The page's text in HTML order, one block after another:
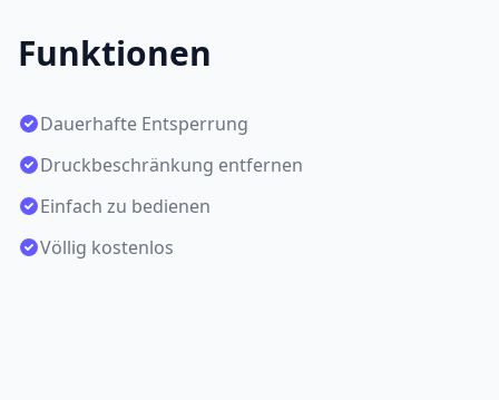
Funktionen
Dauerhafte Entsperrung
Druckbeschränkung entfernen
Einfach zu bedienen
Völlig kostenlos